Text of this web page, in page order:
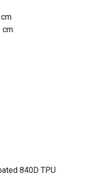
cm
840D TPU